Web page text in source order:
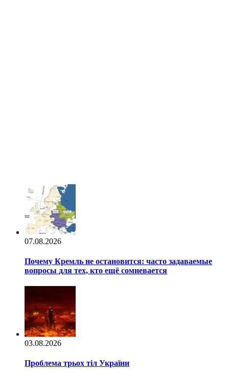
07.08.2026
Почему Кремль не остановится: часто задаваемые
вопросы для тех, кто ещё сомневается
03.08.2026
Проблема трьох тіл України